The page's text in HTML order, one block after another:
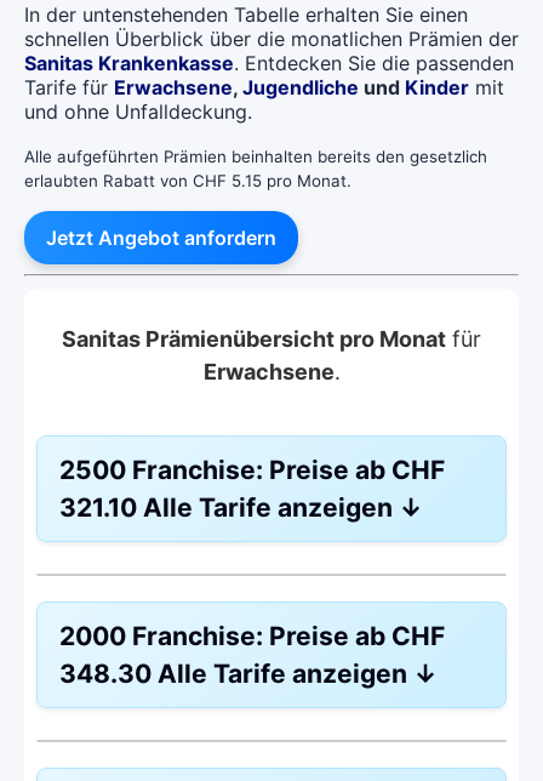
In der untenstehenden Tabelle erhalten Sie einen
schnellen Überblick über die monatlichen Prämien der
Sanitas Krankenkasse. Entdecken Sie die passenden
Tarife für Erwachsene, Jugendliche und Kinder mit
und ohne Unfalldeckung.
Alle aufgeführten Prämien beinhalten bereits den gesetzlich
erlaubten Rabatt von CHF 5.15 pro Monat.
Jetzt Angebot anfordern
Sanitas Prämienübersicht pro Monat für
Erwachsene.
2500 Franchise: Preise ab CHF
321.10 Alle Tarife anzeigen ↓
Ohne Unfalldeckung:
CHF 321.10
Mit Unfalldeckung:
2000 Franchise: Preise ab CHF
348.30 Alle Tarife anzeigen ↓